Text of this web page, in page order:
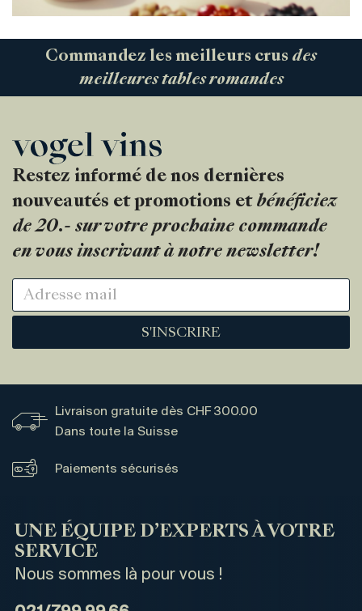
Commandez les meilleurs crus des
meilleures tables romandes
Restez informé de nos dernières
nouveautés et promotions et bénéficiez
de 20.- sur votre prochaine commande
en vous inscrivant à notre newsletter!
S'INSCRIRE
Livraison gratuite dès CHF 300.00
Dans toute la Suisse
Paiements sécurisés
UNE ÉQUIPE D’EXPERTS À VOTRE
SERVICE
Nous sommes là pour vous !